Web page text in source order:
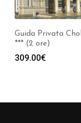
Guida Privata
*** (2 ore)
309.00€